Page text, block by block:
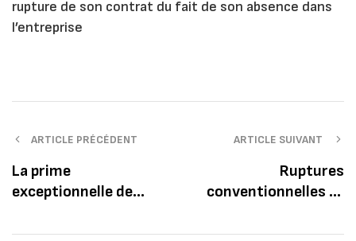
rupture de son contrat du fait de son absence dans
l’entreprise
ARTICLE PRÉCÉDENT
La prime
exceptionnelle de
période de COVID 19
ARTICLE SUIVANT
Ruptures
conventionnelles et
ce qu’il convient